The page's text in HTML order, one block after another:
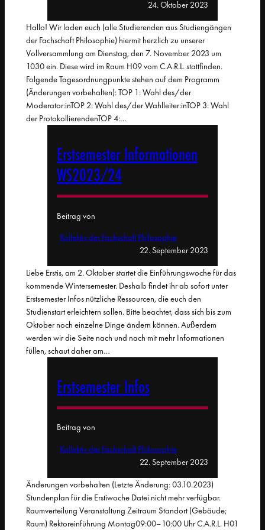
24. Oktober 2023
Hallo! Wir laden euch (alle Studierenden aus Studiengängen
der Fachschaft Philosophie) hiermit herzlich zu unserer
Vollversammlung am Dienstag, den 7. November 2023 um
1030 ein. Diese wird im Raum H09 vom C.A.R.L. stattfinden.
Folgende Tagesordnungpunkte stehen auf dem Programm
(Änderungen vorbehalten): TOP 1: Wahl des/der
Moderator:inTOP 2: Wahl des/der Wahlleiter:inTOP 3: Wahl
der ProtokollierendenTOP 4:…
Erstsemester Informationen
WS2023/24
Beitrag von
Kollektiv der Fachschaft Philosophie
22. September 2023
Liebe Erstis, am 2. Oktober startet die Einführungswoche für das
kommende Wintersemester. Deshalb findet ihr ab sofort unter
Erstsemester Infos nützliche Ressourcen, die euch den
Studienstart erleichtern sollen. Bitte beachtet, dass sich bis zum
Oktober noch einzelne Dinge ändern können. Außerdem
werden wir die Seite nach und nach mit mehr Informationen
füllen, schaut daher am…
Erstsemester Infos
Beitrag von
Kollektiv der Fachschaft Philosophie
22. September 2023
Änderungen vorbehalten (Letzte Änderung: 03.10.2023)
Stundenplan für die Erstiwoche Datei nicht mehr verfügbar.
Raumverteilung Veranstaltung Zeitraum Standort (Gebäude;
Raum) Rektoreinführung Montag09:00–10:00 Uhr C.A.R.L. H01